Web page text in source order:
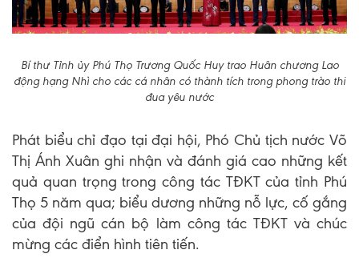
Bí thư Tỉnh ủy Phú Thọ Trương Quốc Huy trao Huân chương Lao
động hạng Nhì cho các cá nhân có thành tích trong phong trào thi
đua yêu nước
Phát biểu chỉ đạo tại đại hội, Phó Chủ tịch nước Võ
Thị Ánh Xuân ghi nhận và đánh giá cao những kết
quả quan trọng trong công tác TĐKT của tỉnh Phú
Thọ 5 năm qua; biểu dương những nỗ lực, cố gắng
của đội ngũ cán bộ làm công tác TĐKT và chúc
mừng các điển hình tiên tiến.